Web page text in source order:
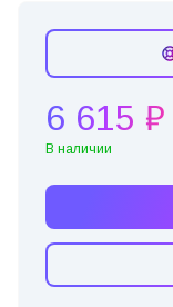
6 615 ₽
В наличии